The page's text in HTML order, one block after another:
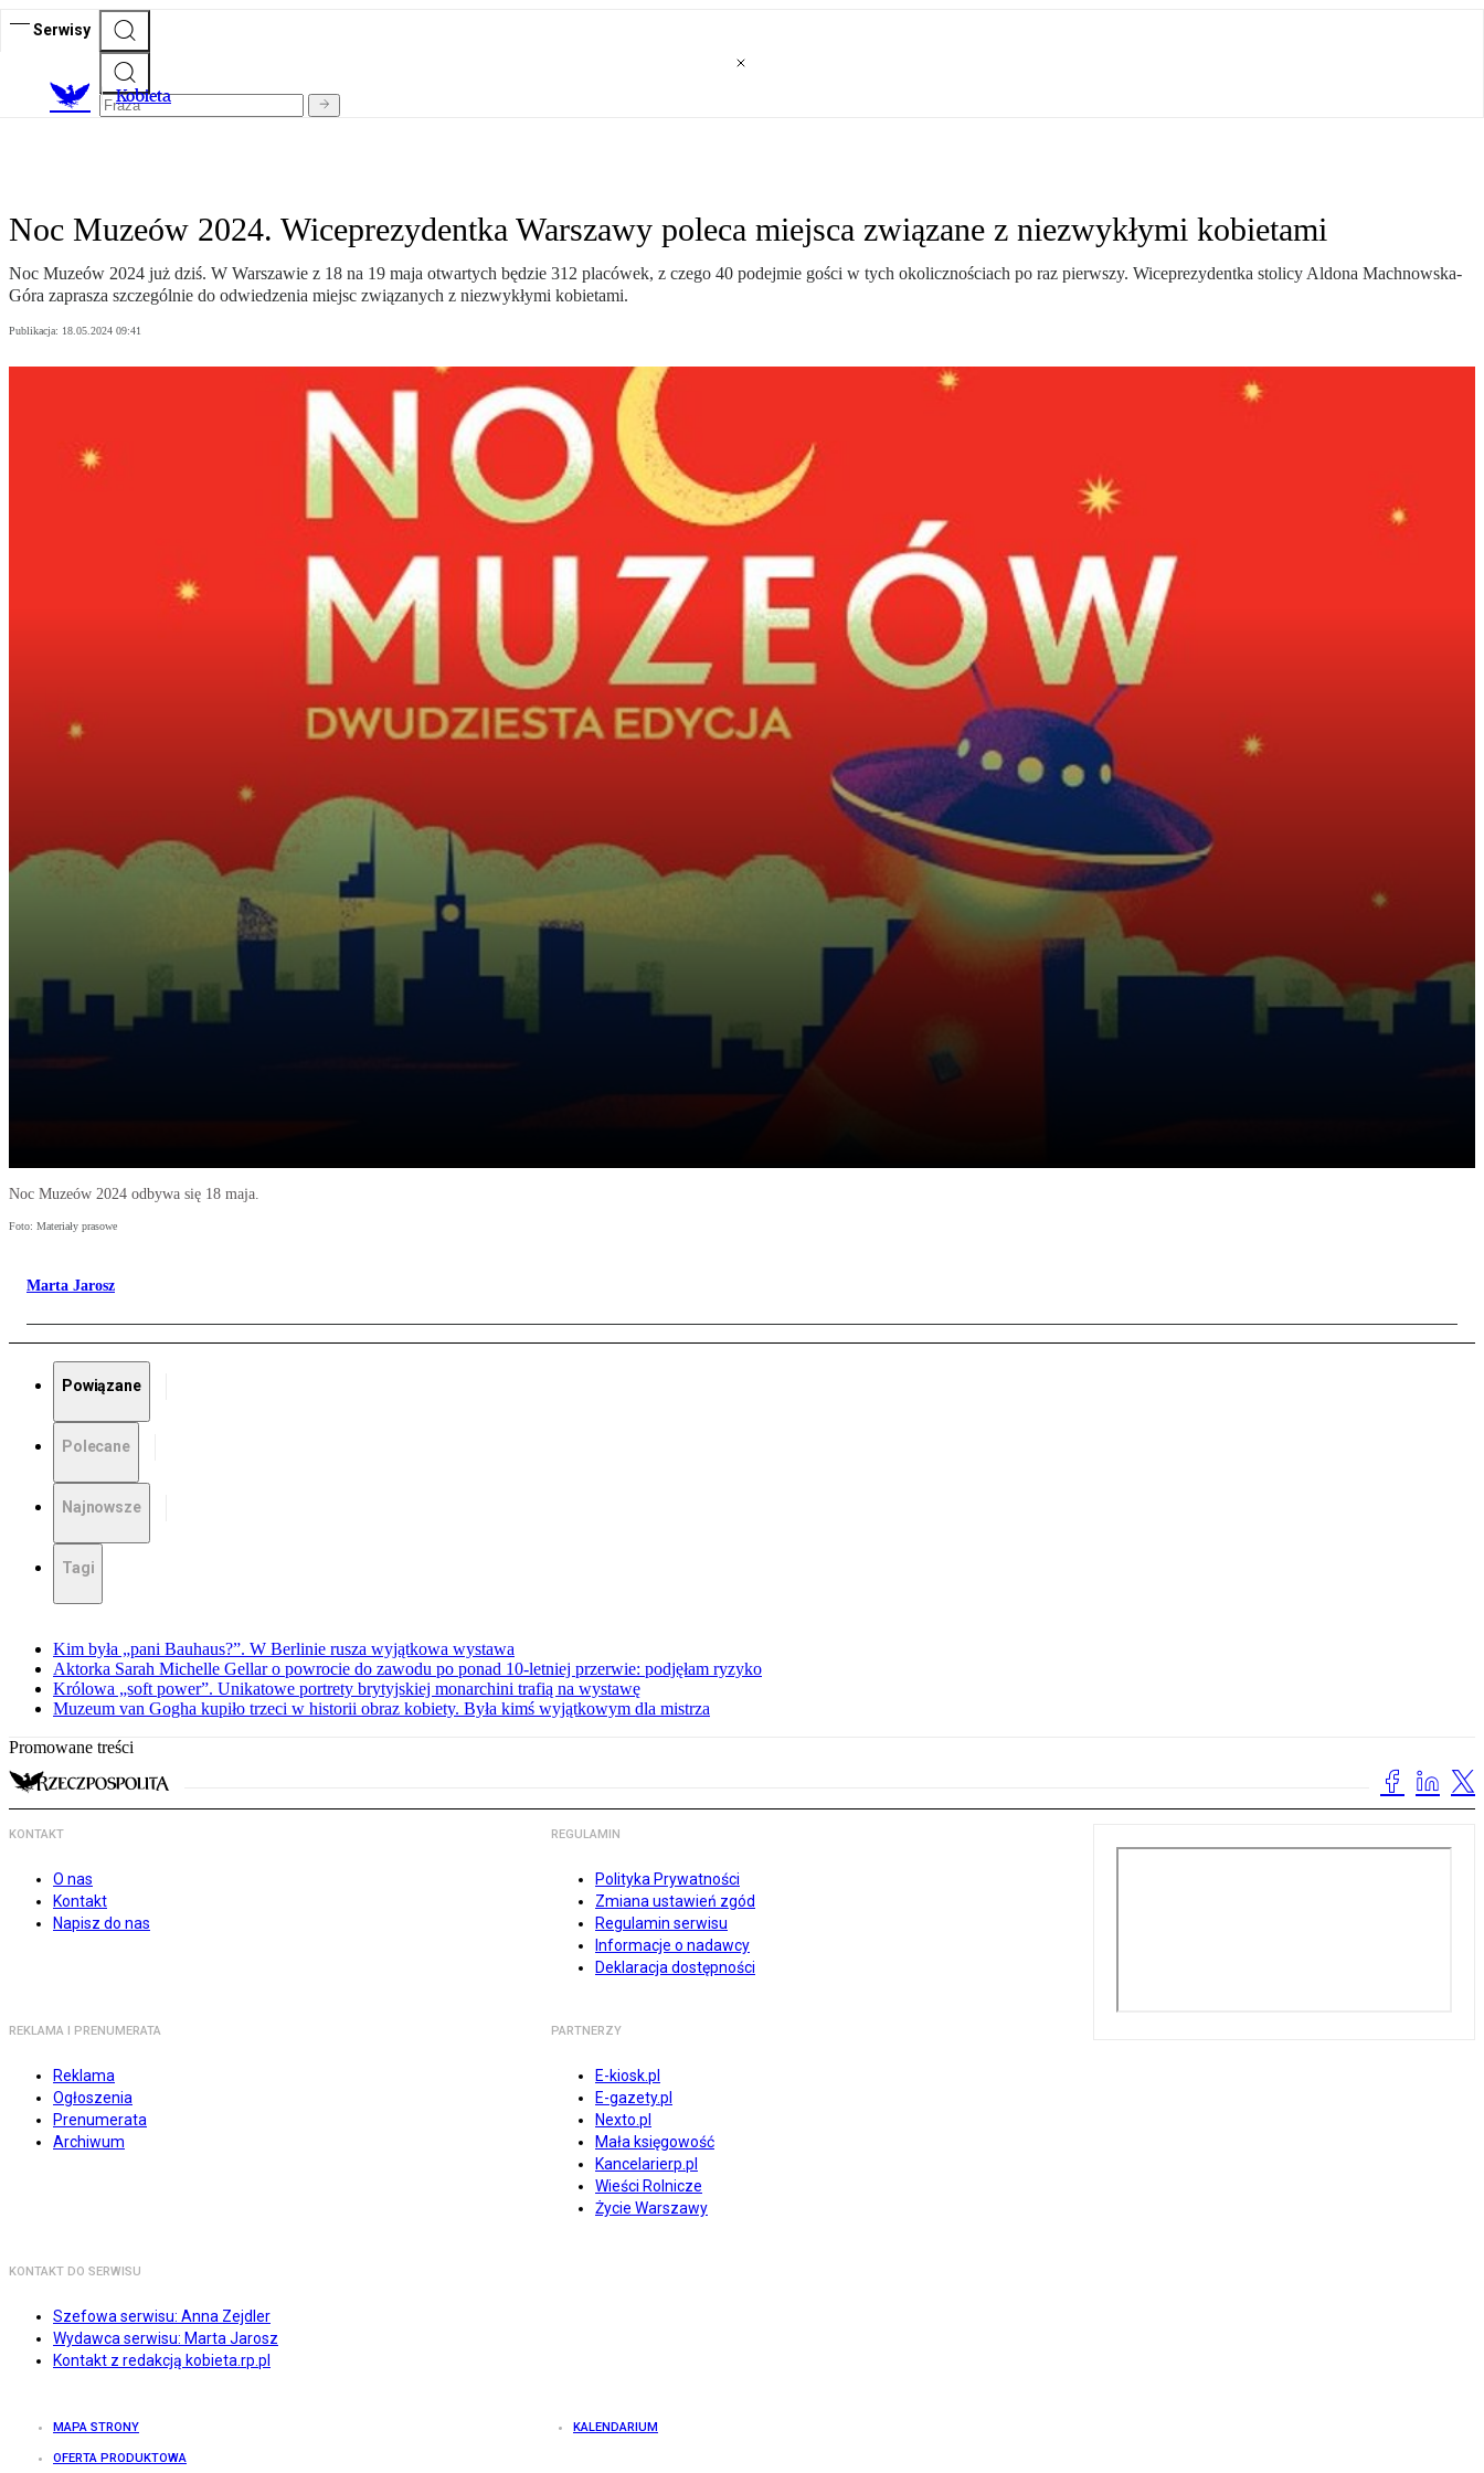
Serwisy
Kobieta
Noc Muzeów 2024. Wiceprezydentka Warszawy poleca miejsca związane z niezwykłymi kobietami
Noc Muzeów 2024 już dziś. W Warszawie z 18 na 19 maja otwartych będzie 312 placówek, z czego 40 podejmie gości w tych okolicznościach po raz pierwszy. Wiceprezydentka stolicy Aldona Machnowska-
Góra zaprasza szczególnie do odwiedzenia miejsc związanych z niezwykłymi kobietami.
Publikacja: 18.05.2024 09:41
Noc Muzeów 2024 odbywa się 18 maja.
Foto: Materiały prasowe
Marta Jarosz
Powiązane
Polecane
Najnowsze
Tagi
Kim była „pani Bauhaus?”. W Berlinie rusza wyjątkowa wystawa
Aktorka Sarah Michelle Gellar o powrocie do zawodu po ponad 10-letniej przerwie: podjęłam ryzyko
Królowa „soft power”. Unikatowe portrety brytyjskiej monarchini trafią na wystawę
Muzeum van Gogha kupiło trzeci w historii obraz kobiety. Była kimś wyjątkowym dla mistrza
Promowane treści
KONTAKT
O nas
Kontakt
Napisz do nas
REGULAMIN
Polityka Prywatności
Zmiana ustawień zgód
Regulamin serwisu
Informacje o nadawcy
Deklaracja dostępności
REKLAMA I PRENUMERATA
Reklama
Ogłoszenia
Prenumerata
Archiwum
PARTNERZY
E-kiosk.pl
E-gazety.pl
Nexto.pl
Mała księgowość
Kancelarierp.pl
Wieści Rolnicze
Życie Warszawy
KONTAKT DO SERWISU
Szefowa serwisu: Anna Zejdler
Wydawca serwisu: Marta Jarosz
Kontakt z redakcją kobieta.rp.pl
MAPA STRONY KALENDARIUM
OFERTA PRODUKTOWA